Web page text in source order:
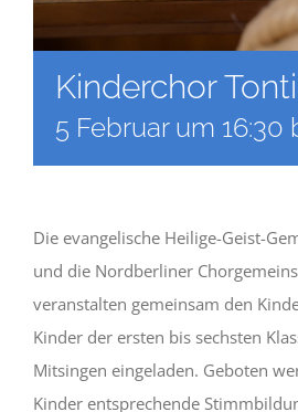
Kinderchor
5 Februar um 16:30
Die evangelische Heilige-Geist-
und die Nordberliner
veranstalten gemeinsam den
Kinder der ersten bis sechsten
Mitsingen eingeladen. Geboten
Kinder entsprechende